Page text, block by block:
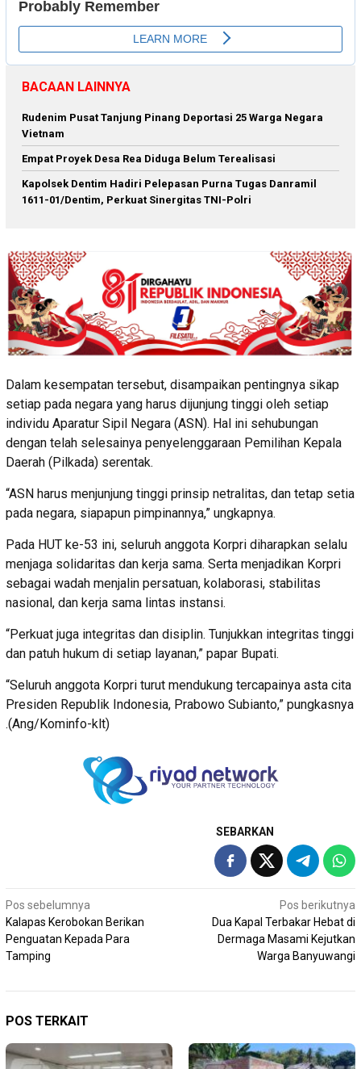
BACAAN LAINNYA
Rudenim Pusat Tanjung Pinang Deportasi 25 Warga Negara
Vietnam
Empat Proyek Desa Rea Diduga Belum Terealisasi
Kapolsek Dentim Hadiri Pelepasan Purna Tugas Danramil
1611-01/Dentim, Perkuat Sinergitas TNI-Polri
Dalam kesempatan tersebut, disampaikan pentingnya sikap
setiap pada negara yang harus dijunjung tinggi oleh setiap
individu Aparatur Sipil Negara (ASN). Hal ini sehubungan
dengan telah selesainya penyelenggaraan Pemilihan Kepala
Daerah (Pilkada) serentak.
“ASN harus menjunjung tinggi prinsip netralitas, dan tetap setia
pada negara, siapapun pimpinannya,” ungkapnya.
Pada HUT ke-53 ini, seluruh anggota Korpri diharapkan selalu
menjaga solidaritas dan kerja sama. Serta menjadikan Korpri
sebagai wadah menjalin persatuan, kolaborasi, stabilitas
nasional, dan kerja sama lintas instansi.
“Perkuat juga integritas dan disiplin. Tunjukkan integritas tinggi
dan patuh hukum di setiap layanan,” papar Bupati.
“Seluruh anggota Korpri turut mendukung tercapainya asta cita
Presiden Republik Indonesia, Prabowo Subianto,” pungkasnya
.(Ang/Kominfo-klt)
SEBARKAN
Navigasi
pos
Pos sebelumnya
Kalapas Kerobokan Berikan
Penguatan Kepada Para
Tamping
Pos berikutnya
Dua Kapal Terbakar Hebat di
Dermaga Masami Kejutkan
Warga Banyuwangi
POS TERKAIT